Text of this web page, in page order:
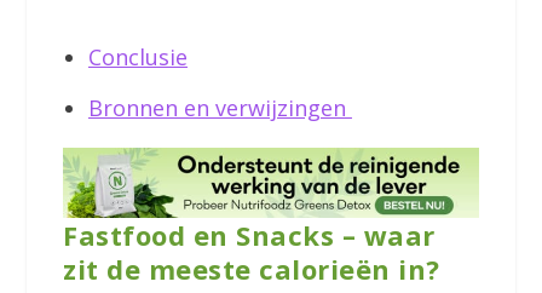
Conclusie
Bronnen en verwijzingen
Fastfood en Snacks – waar
zit de meeste calorieën in?